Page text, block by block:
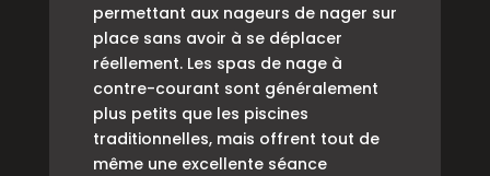
permettant aux nageurs de nager sur
place sans avoir à se déplacer
réellement. Les spas de nage à
contre-courant sont généralement
plus petits que les piscines
traditionnelles, mais offrent tout de
même une excellente séance